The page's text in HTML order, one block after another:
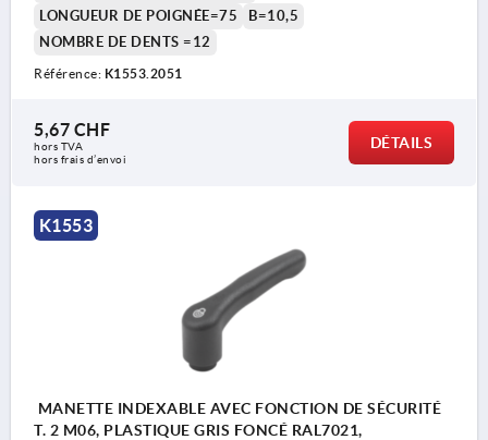
LONGUEUR DE POIGNÉE=75
B=10,5
NOMBRE DE DENTS =12
Référence: K1553.2051
5,67 CHF
hors TVA
hors frais d’envoi
DÉTAILS
K1553
MANETTE INDEXABLE AVEC FONCTION DE SÉCURITÉ
T. 2 M06, PLASTIQUE GRIS FONCÉ RAL7021,